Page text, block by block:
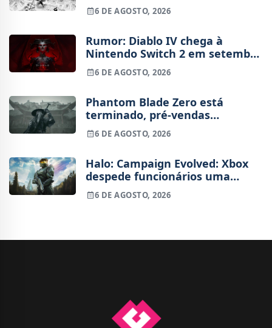
6 DE AGOSTO, 2026
Rumor: Diablo IV chega à
Nintendo Switch 2 em setembro
e vai custar o preço de um jogo
novo
6 DE AGOSTO, 2026
Phantom Blade Zero está
terminado, pré-vendas
começam na próxima semana
6 DE AGOSTO, 2026
Halo: Campaign Evolved: Xbox
despede funcionários uma
semana após o lançamento
6 DE AGOSTO, 2026